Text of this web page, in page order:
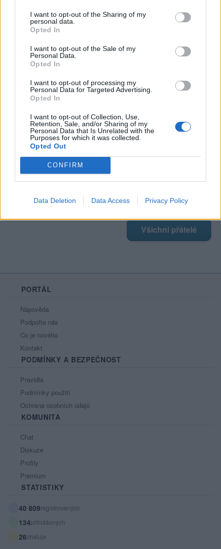
I want to opt-out of the Sharing of my
personal data.
Opted In
I want to opt-out of the Sale of my
Personal Data.
Opted In
I want to opt-out of processing my
Personal Data for Targeted Advertising.
Opted In
I want to opt-out of Collection, Use,
Retention, Sale, and/or Sharing of my
Personal Data that Is Unrelated with the
Purposes for which it was collected.
Opted Out
CONFIRM
Data Deletion Data Access Privacy Policy
Informace o profilu a chatu
Registrace od
Prochatováno: 0.01 hod.
Líbí se:1
Oblibené místnosti : Žádné
Sledované diskuze:Informace pro uživatele
Moji nejnovější přátelé
Všichni přátelé
PORTÁL
Nápověda
Podpořte nás
Co je nového
Kontakt
PODMÍNKY A BEZPEČNOST
Pravidla
Podmínky použití
Ochrana osobních údajů
KOMUNITA
Chat
Diskuze
Profily
Premium
STATISTIKY
40 809registrovaných
134přihlášených
26chatuje